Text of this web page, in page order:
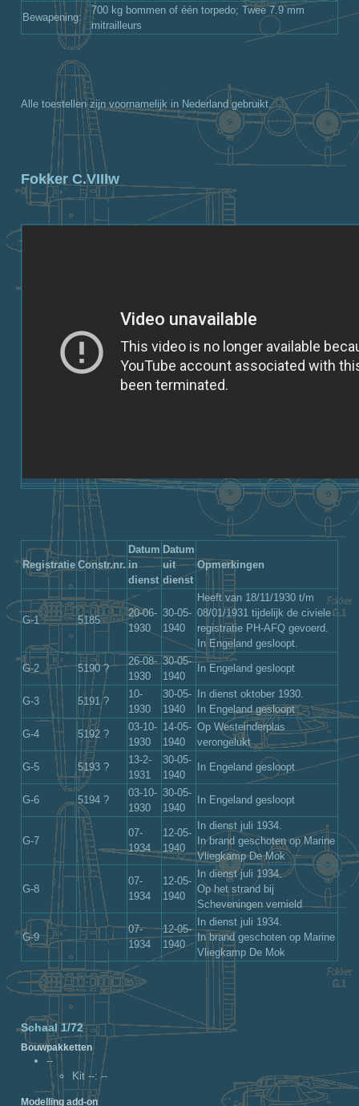
Bewapening:
700 kg bommen of één torpedo; Twee 7.9 mm
mitrailleurs
Alle toestellen zijn voornamelijk in Nederland gebruikt.
Fokker C.VIIIw
Registratie Constr.nr.
Datum
in
dienst
Datum
uit
dienst
Opmerkingen
G-1 5185
20-06-
1930
30-05-
1940
Heeft van 18/11/1930 t/m
08/01/1931 tijdelijk de civiele
registratie PH-AFQ gevoerd.
In Engeland gesloopt.
G-2 5190 ?
26-08-
1930
30-05-
1940
In Engeland gesloopt
G-3 5191 ?
10-
1930
30-05-
1940
In dienst oktober 1930.
In Engeland gesloopt
G-4 5192 ?
03-10-
1930
14-05-
1940
Op Westeinderplas
verongelukt
G-5 5193 ?
13-2-
1931
30-05-
1940
In Engeland gesloopt
G-6 5194 ?
03-10-
1930
30-05-
1940
In Engeland gesloopt
G-7
07-
1934
12-05-
1940
In dienst juli 1934.
In brand geschoten op Marine
Vliegkamp De Mok
G-8
07-
1934
12-05-
1940
In dienst juli 1934.
Op het strand bij
Scheveningen vernield
G-9
07-
1934
12-05-
1940
In dienst juli 1934.
In brand geschoten op Marine
Vliegkamp De Mok
Schaal 1/72
Bouwpakketten
--
Kit --: --
Modelling add-on